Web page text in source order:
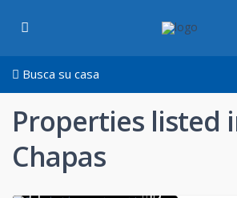
Busca su casa
Properties listed
Chapas